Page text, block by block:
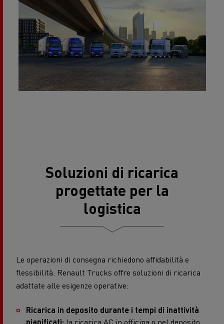
Soluzioni di ricarica
progettate per la
logistica
Le operazioni di consegna richiedono affidabilità e
flessibilità. Renault Trucks offre soluzioni di ricarica
adattate alle esigenze operative:
Ricarica in deposito durante i tempi di inattività